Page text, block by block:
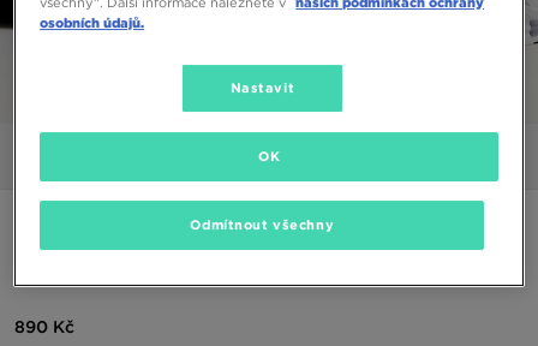
890 Kč
osobních údajů.
Nastavit
Odmítnout všechny
OK